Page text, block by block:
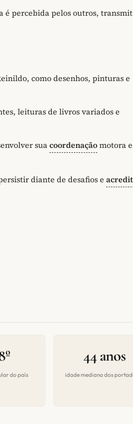
é percebida pelos outros,
como desenhos, pinturas e
leituras de livros variados e
suacoordenaçãomotora e
diante de desafios e
do país
44 anos
idade mediana dos